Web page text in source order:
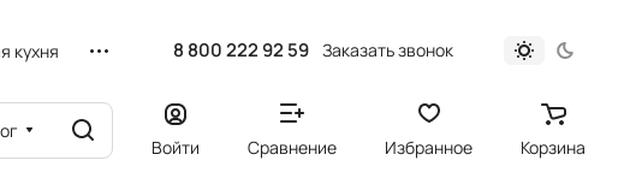
кухня 8 800 222 92 59 Заказать звонок
Войти Сравнение Избранное Корзина